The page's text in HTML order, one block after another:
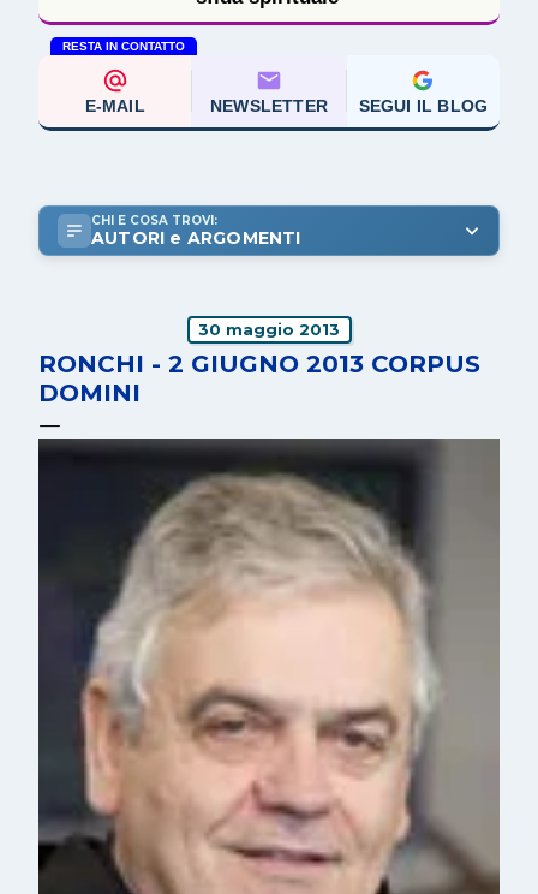
RESTA IN CONTATTO
E-MAIL NEWSLETTER SEGUI IL BLOG
CHI E COSA TROVI:
AUTORI e ARGOMENTI
30 maggio 2013
RONCHI - 2 GIUGNO 2013 CORPUS
DOMINI